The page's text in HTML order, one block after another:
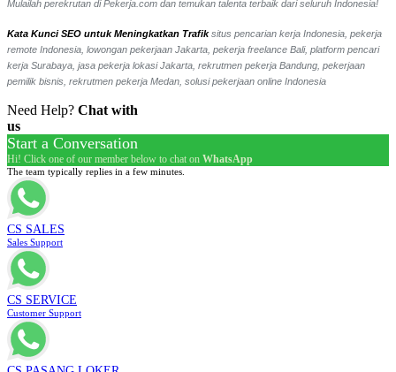
Mulailah perekrutan di Pekerja.com dan temukan talenta terbaik dari seluruh Indonesia!
Kata Kunci SEO untuk Meningkatkan Trafiksitus pencarian kerja Indonesia, pekerja
remote Indonesia, lowongan pekerjaan Jakarta, pekerja freelance Bali, platform pencari
kerja Surabaya, jasa pekerja lokasi Jakarta, rekrutmen pekerja Bandung, pekerjaan
pemilik bisnis, rekrutmen pekerja Medan, solusi pekerjaan online Indonesia
Need Help? Chat with
us
Start a Conversation
Hi! Click one of our member below to chat on WhatsApp
The team typically replies in a few minutes.
CS SALES
Sales Support
CS SERVICE
Customer Support